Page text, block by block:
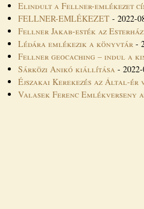
Elindult a Fellner-emlékezet
FELLNER-EMLÉKEZET - 2022-
Fellner Jakab-esték az
Lédára emlékezik a könyvtár -
Fellner geocaching – indul a
Sárközi Anikó kiállítása -
Éjszakai Kerekezés az Által-ér
Valasek Ferenc Emlékverseny